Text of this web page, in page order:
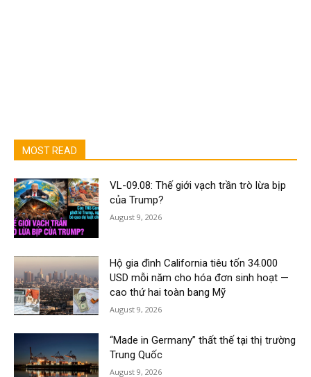
MOST READ
VL-09.08: Thế giới vạch trần trò lừa bịp
của Trump?
August 9, 2026
Hộ gia đình California tiêu tốn 34.000
USD mỗi năm cho hóa đơn sinh hoạt —
cao thứ hai toàn bang Mỹ
August 9, 2026
“Made in Germany” thất thế tại thị trường
Trung Quốc
August 9, 2026